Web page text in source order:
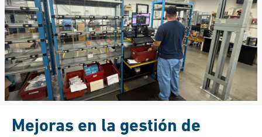
Mejoras en la gestión de